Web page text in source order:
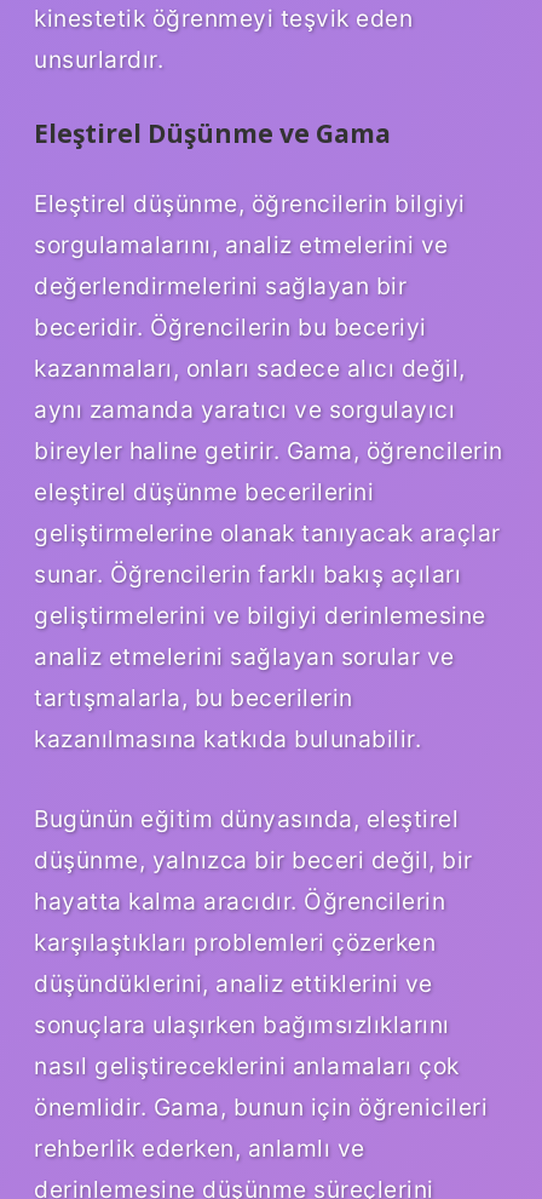
kinestetik öğrenmeyi teşvik eden
unsurlardır.
Eleştirel Düşünme ve Gama
Eleştirel düşünme, öğrencilerin bilgiyi
sorgulamalarını, analiz etmelerini ve
değerlendirmelerini sağlayan bir
beceridir. Öğrencilerin bu beceriyi
kazanmaları, onları sadece alıcı değil,
aynı zamanda yaratıcı ve sorgulayıcı
bireyler haline getirir. Gama, öğrencilerin
eleştirel düşünme becerilerini
geliştirmelerine olanak tanıyacak araçlar
sunar. Öğrencilerin farklı bakış açıları
geliştirmelerini ve bilgiyi derinlemesine
analiz etmelerini sağlayan sorular ve
tartışmalarla, bu becerilerin
kazanılmasına katkıda bulunabilir.
Bugünün eğitim dünyasında, eleştirel
düşünme, yalnızca bir beceri değil, bir
hayatta kalma aracıdır. Öğrencilerin
karşılaştıkları problemleri çözerken
düşündüklerini, analiz ettiklerini ve
sonuçlara ulaşırken bağımsızlıklarını
nasıl geliştireceklerini anlamaları çok
önemlidir. Gama, bunun için öğrenicileri
rehberlik ederken, anlamlı ve
derinlemesine düşünme süreçlerini